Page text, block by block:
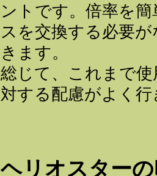
ントです。倍率を
スを交換する必要
きます。
総じて、これまで
対する配慮がよく
ヘリオスター